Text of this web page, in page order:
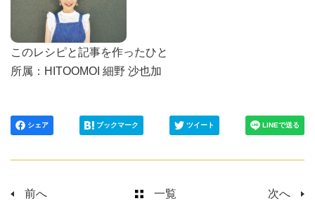
このレシピと記事を作ったひと
所属：HITOOMOI 細野 沙也加
シェア ブックマーク ツイート LINEで送る
前へ 一覧 次へ